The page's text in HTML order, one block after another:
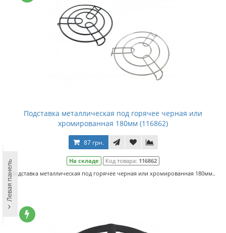
Подставка металлическая под горячее черная или
хромированная 180мм (116862)
87 грн.
На складе Код товара: 116862
Подставка металлическая под горячее черная или хромированная 180мм..
Левая панель